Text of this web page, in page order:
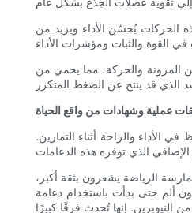
الحركات يُحسّن الأداء ويزيد من
المرونة والحركة، مما يحمي من
عملية وشهادات من واقع الحياة
الأداء والراحة أثناء التمارين.
الرياضة يشعرون بثقة أكبر،
ألم حتى بدأت باستخدام دعامة